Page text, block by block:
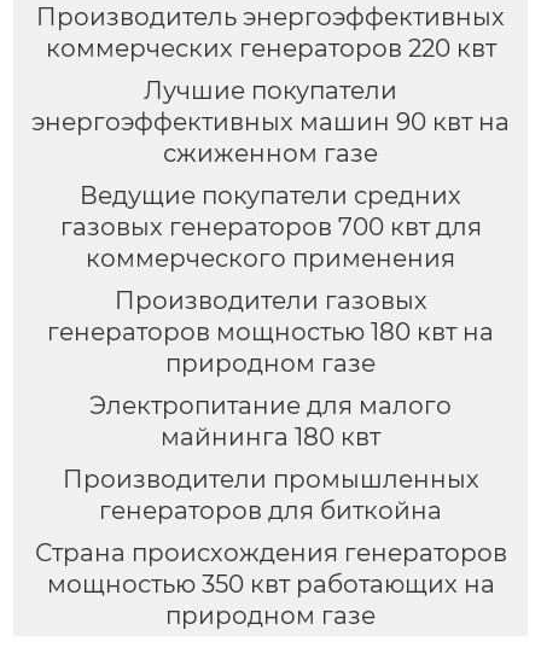
Производитель энергоэффективных
коммерческих генераторов 220 квт
Лучшие покупатели
энергоэффективных машин 90 квт на
сжиженном газе
Ведущие покупатели средних
газовых генераторов 700 квт для
коммерческого применения
Производители газовых
генераторов мощностью 180 квт на
природном газе
Электропитание для малого
майнинга 180 квт
Производители промышленных
генераторов для биткойна
Страна происхождения генераторов
мощностью 350 квт работающих на
природном газе